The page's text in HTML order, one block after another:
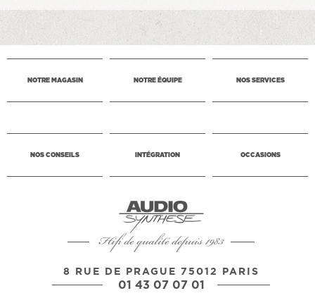
NOTRE MAGASIN NOTRE ÉQUIPE NOS SERVICES
NOS CONSEILS INTÉGRATION OCCASIONS
Hifi de qualité depuis 1983
8 RUE DE PRAGUE 75012 PARIS
01 43 07 07 01